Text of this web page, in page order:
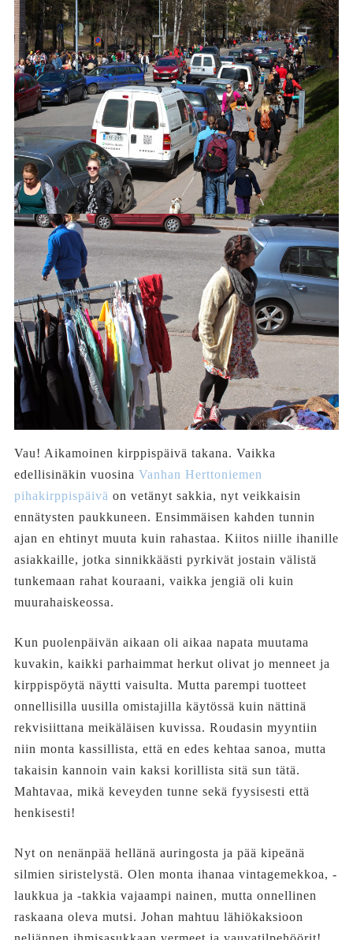
Vau! Aikamoinen kirppispäivä takana. Vaikka
edellisinäkin vuosina Vanhan Herttoniemen
pihakirppispäivä on vetänyt sakkia, nyt veikkaisin
ennätysten paukkuneen. Ensimmäisen kahden tunnin
ajan en ehtinyt muuta kuin rahastaa. Kiitos niille ihanille
asiakkaille, jotka sinnikkäästi pyrkivät jostain välistä
tunkemaan rahat kouraani, vaikka jengiä oli kuin
muurahaiskeossa.
Kun puolenpäivän aikaan oli aikaa napata muutama
kuvakin, kaikki parhaimmat herkut olivat jo menneet ja
kirppispöytä näytti vaisulta. Mutta parempi tuotteet
onnellisilla uusilla omistajilla käytössä kuin nättinä
rekvisiittana meikäläisen kuvissa. Roudasin myyntiin
niin monta kassillista, että en edes kehtaa sanoa, mutta
takaisin kannoin vain kaksi korillista sitä sun tätä.
Mahtavaa, mikä keveyden tunne sekä fyysisesti että
henkisesti!
Nyt on nenänpää hellänä auringosta ja pää kipeänä
silmien siristelystä. Olen monta ihanaa vintagemekkoa, -
laukkua ja -takkia vajaampi nainen, mutta onnellinen
raskaana oleva mutsi. Johan mahtuu lähiökaksioon